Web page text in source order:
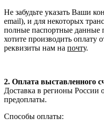
Не забудьте указать Ваши
email), и для некоторых
полные паспортные данные
хотите производить оплату
реквизиты нам на почту.
2. Оплата выставленного
Доставка в регионы России
предоплаты.
Способы оплаты: